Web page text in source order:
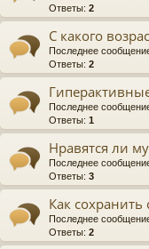
Ответы: 2
С какого
Последнее
Ответы: 2
Последнее
Ответы: 1
Нравятся ли
Последнее
Ответы: 3
Как сохранить
Последнее
Ответы: 2